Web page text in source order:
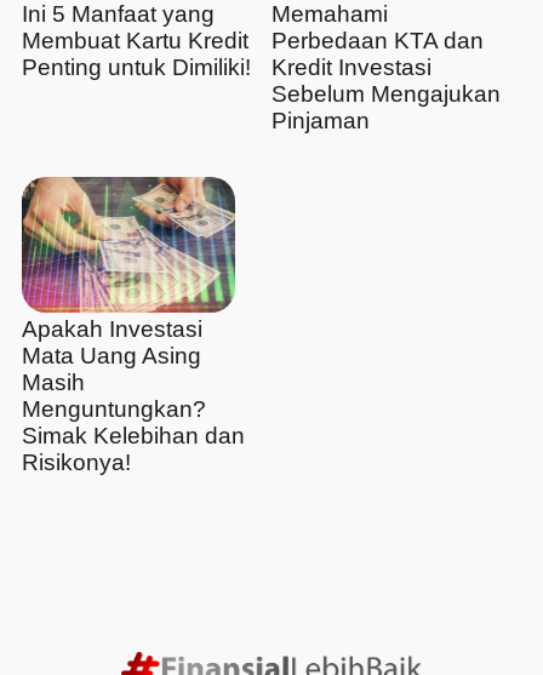
Ini 5 Manfaat yang
Membuat Kartu Kredit
Penting untuk Dimiliki!
Memahami
Perbedaan KTA dan
Kredit Investasi
Sebelum Mengajukan
Pinjaman
Apakah Investasi
Mata Uang Asing
Masih
Menguntungkan?
Simak Kelebihan dan
Risikonya!